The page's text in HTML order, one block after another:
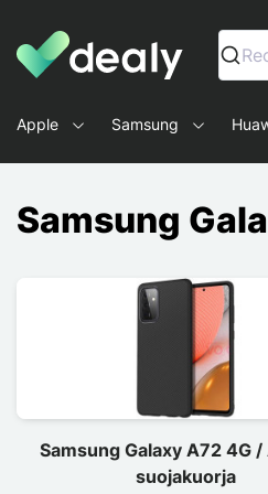
Dealy - Kotelot ja tarvikkeet
Apple Samsung
Samsung
Samsung Galaxy A72 4G /
suojakuorja